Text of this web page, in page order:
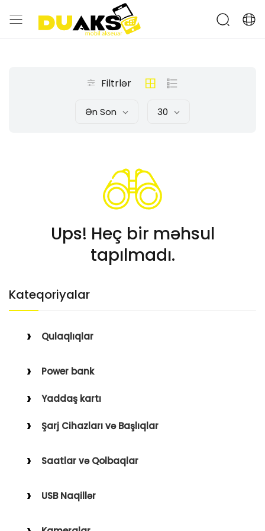
Kateqoriyalar
Qulaqlıqlar
Qulaqüstü
Power bank
Yaddaş kartı
Şarj Cihazları və Başlıqlar
Saatlar və Qolbaqlar
Saat Qolbaqları
USB Naqillər
Filtrlər
Ən Son 30
Ups! Heç bir məhsul
tapılmadı.